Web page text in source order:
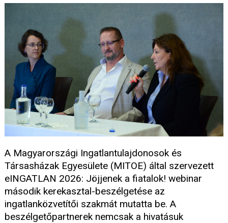
A Magyarországi Ingatlantulajdonosok és
Társasházak Egyesülete (MITOE) által szervezett
eINGATLAN 2026: Jöjjenek a fiatalok! webinar
második kerekasztal-beszélgetése az
ingatlanközvetítői szakmát mutatta be. A
beszélgetőpartnerek nemcsak a hivatásuk